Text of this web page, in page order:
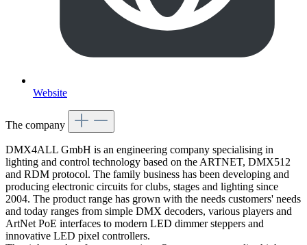
Website
The company
DMX4ALL GmbH is an engineering company specialising in
lighting and control technology based on the ARTNET, DMX512
and RDM protocol. The family business has been developing and
producing electronic circuits for clubs, stages and lighting since
2004. The product range has grown with the needs customers' needs
and today ranges from simple DMX decoders, various players and
ArtNet PoE interfaces to modern LED dimmer steppers and
innovative LED pixel controllers.